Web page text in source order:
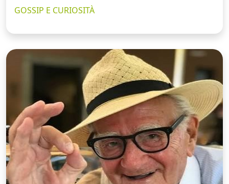
GOSSIP E CURIOSITÀ